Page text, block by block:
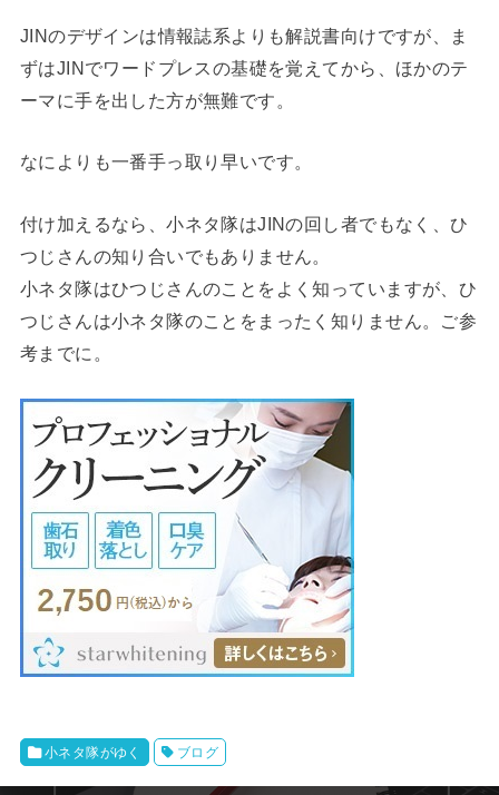
JINのデザインは情報誌系よりも解説書向けですが、ま
ずはJINでワードプレスの基礎を覚えてから、ほかのテ
ーマに手を出した方が無難です。
なによりも一番手っ取り早いです。
付け加えるなら、小ネタ隊はJINの回し者でもなく、ひ
つじさんの知り合いでもありません。
小ネタ隊はひつじさんのことをよく知っていますが、ひ
つじさんは小ネタ隊のことをまったく知りません。ご参
考までに。
小ネタ隊がゆく ブログ